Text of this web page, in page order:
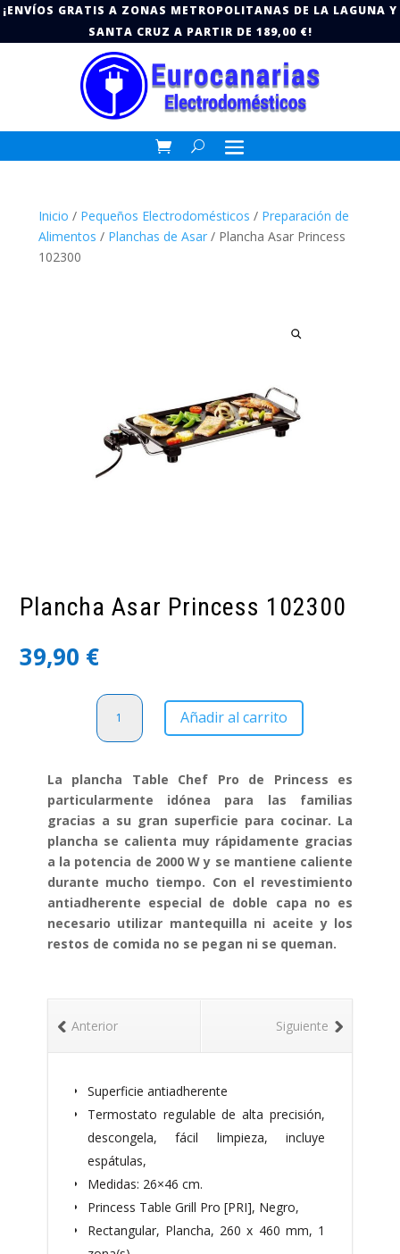
¡ENVÍOS GRATIS A ZONAS METROPOLITANAS DE LA LAGUNA Y
SANTA CRUZ A PARTIR DE 189,00 €!
Inicio / Pequeños Electrodomésticos / Preparación de
Alimentos / Planchas de Asar/ Plancha Asar Princess
102300
Plancha Asar Princess 102300
39,90 €
Plancha
Asar
Princess
cantidad
Añadir al carrito
La plancha Table Chef Pro de Princess es
particularmente idónea para las familias
gracias a su gran superficie para cocinar. La
plancha se calienta muy rápidamente gracias
a la potencia de 2000 W y se mantiene caliente
durante mucho tiempo. Con el revestimiento
antiadherente especial de doble capa no es
necesario utilizar mantequilla ni aceite y los
restos de comida no se pegan ni se queman.
Siguiente
Anterior
Superficie antiadherente
Termostato regulable de alta precisión,
descongela, fácil limpieza, incluye
espátulas,
Medidas: 26×46 cm.
Princess Table Grill Pro [PRI], Negro,
Rectangular, Plancha, 260 x 460 mm, 1